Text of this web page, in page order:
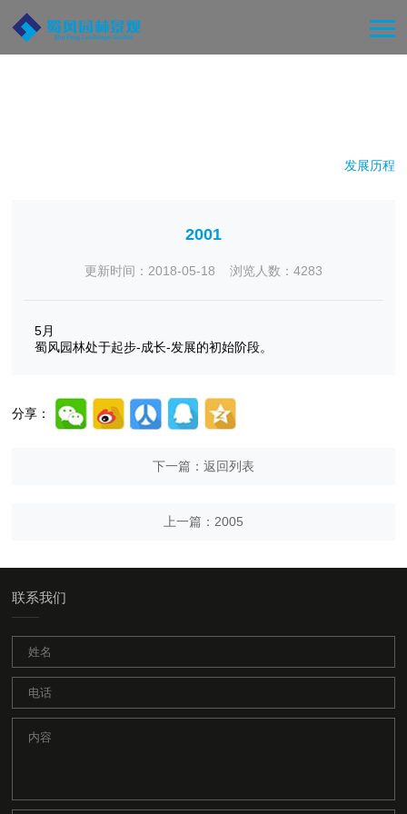
发展历程
2001
更新时间：2018-05-18 浏览人数： 4283
5月
蜀风园林处于起步-成长-发展的初始阶段。
分享：
下一篇： 返回列表
上一篇： 2005
联系我们